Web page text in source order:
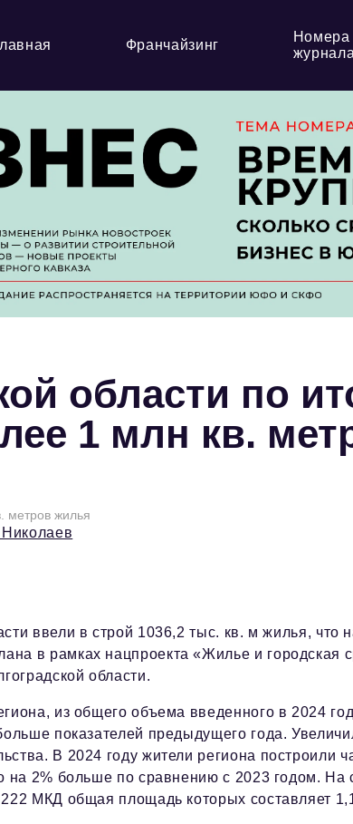
Франчайзинг
Номера
журнала
области по
1 млн кв.
метров жилья
ввели в строй 1036,2 тыс. кв. м жилья, что
в рамках нацпроекта «Жилье и городская
области.
из общего объема введенного в 2024
показателей предыдущего года.
В 2024 году жители региона построили
на 2% больше по сравнению с 2023 годом. На
МКД общая площадь которых составляет